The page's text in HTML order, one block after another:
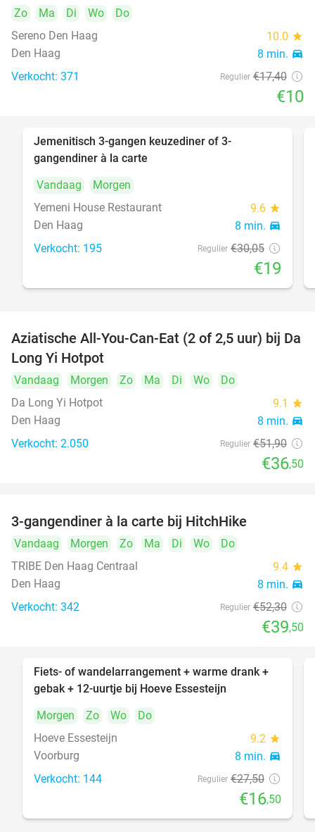
Zo Ma Di Wo
Do
Sereno Den Haag
10.0 star
Den Haag 8 min. directions_car
Verkocht: 371 Regulier €17,40
€10
Jemenitisch 3-gangen keuzediner of 3-
gangendiner à la carte
Vandaag
Morgen
Yemeni House Restaurant
9.6 star
Den Haag 8 min. directions_car
Verkocht: 195 Regulier €30,05
€19
30%
Aziatische All-You-Can-Eat (2 of 2,5 uur) bij Da
Long Yi Hotpot
Vandaag Morgen Zo Ma Di Wo
Do
Da Long Yi Hotpot
9.1 star
Den Haag 8 min. directions_car
Verkocht: 2.050 Regulier €51,90
€36,50
3-gangendiner à la carte bij HitchHike
Vandaag Morgen Zo Ma Di Wo
Do
TRIBE Den Haag Centraal
9.4 star
Den Haag 8 min. directions_car
Verkocht: 342 Regulier €52,30
€39,50
40%
Fiets- of wandelarrangement + warme drank +
gebak + 12-uurtje bij Hoeve Essesteijn
Morgen
Zo Wo
Do
Hoeve Essesteijn
9.2 star
Voorburg 8 min. directions_car
Verkocht: 144 Regulier €27,50
€16,50